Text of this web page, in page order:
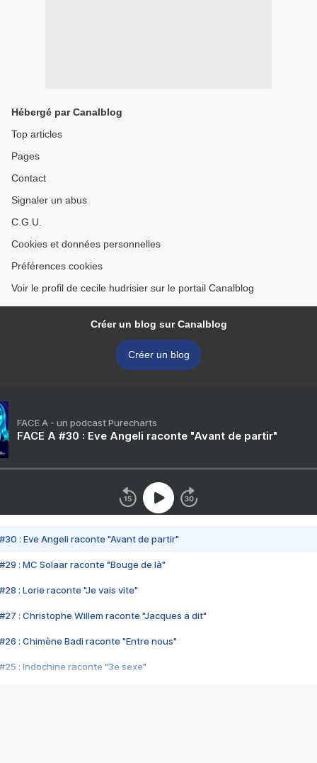
Hébergé par Canalblog
Top articles
Pages
Contact
Signaler un abus
C.G.U.
Cookies et données personnelles
Préférences cookies
Voir le profil de cecile hudrisier sur le portail Canalblog
Créer un blog sur Canalblog
Créer un blog
FACE A - un podcast Purecharts
FACE A #30 : Eve Angeli raconte "Avant de partir"
#30 : Eve Angeli raconte "Avant de partir"
#29 : MC Solaar raconte "Bouge de là"
#28 : Lorie raconte "Je vais vite"
#27 : Christophe Willem raconte "Jacques a dit"
#26 : Chimène Badi raconte "Entre nous"
#25 : Indochine raconte "3e sexe"